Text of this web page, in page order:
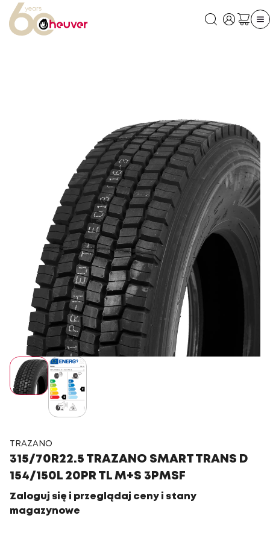
TRAZANO
315/70R22.5 TRAZANO SMART TRANS D
154/150L 20PR TL M+S 3PMSF
Zaloguj się i przeglądaj ceny i stany
magazynowe